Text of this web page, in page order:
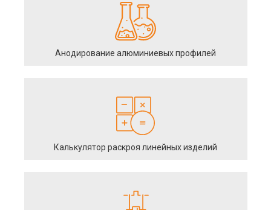
Анодирование алюминиевых профилей
Калькулятор раскроя линейных изделий